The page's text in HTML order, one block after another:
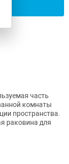
часть
комнаты
пространства.
раковина для